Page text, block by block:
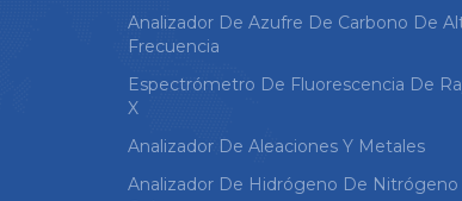
Analizador De Azufre De Carbono De
Frecuencia
Espectrómetro De Fluorescencia De
X
Analizador De Aleaciones Y Metales
Analizador De Hidrógeno De Nitrógeno